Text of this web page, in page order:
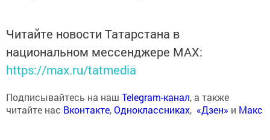
Читайте новости Татарстана в
национальном мессенджере MАХ:
https://max.ru/tatmedia
Подписывайтесь на наш Telegram-канал, а также
читайте нас Вконтакте,Одноклассниках, «Дзен» и Макс